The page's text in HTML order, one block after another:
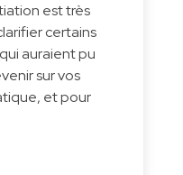
est très
certains
auraient pu
sur vos
et pour